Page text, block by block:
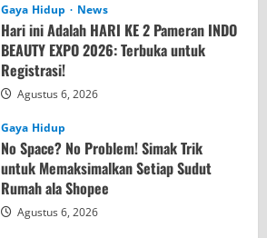
Gaya Hidup
News
Hari ini Adalah HARI KE 2 Pameran INDO
BEAUTY EXPO 2026: Terbuka untuk
Registrasi!
Agustus 6, 2026
Gaya Hidup
No Space? No Problem! Simak Trik
untuk Memaksimalkan Setiap Sudut
Rumah ala Shopee
Agustus 6, 2026